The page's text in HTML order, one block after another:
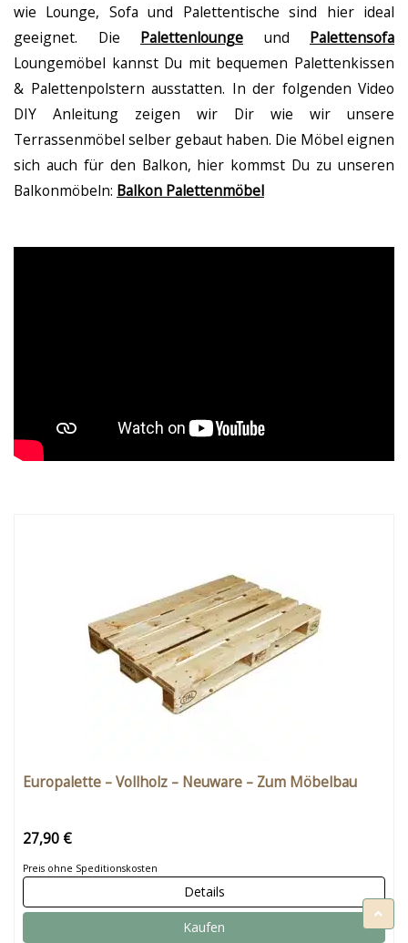
wie Lounge, Sofa und Palettentische sind hier ideal
geeignet. Die Palettenlounge und Palettensofa
Loungemöbel kannst Du mit bequemen Palettenkissen
& Palettenpolstern ausstatten. In der folgenden Video
DIY Anleitung zeigen wir Dir wie wir unsere
Terrassenmöbel selber gebaut haben. Die Möbel eignen
sich auch für den Balkon, hier kommst Du zu unseren
Balkonmöbeln: Balkon Palettenmöbel
Europalette – Vollholz – Neuware – Zum Möbelbau
27,90 €
Preis ohne Speditionskosten
Details
Kaufen